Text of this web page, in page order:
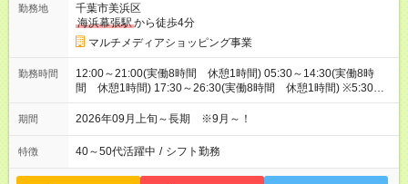
勤務地
千葉市美浜区
海浜幕張駅から徒歩4分
マルチメディアショッピング事業
勤務時間
12:00～21:00(実働8時間 休憩1時間) 05:30～14:30(実働8時
間 休憩1時間) 17:30～26:30(実働8時間 休憩1時間) ※5:30～
26:00の間で時間相談できます！8:00～17:00等お時間固定でも
OK！
期間 2026年09月上旬～長期 ※9月～！
特徴 40～50代活躍中 / シフト勤務